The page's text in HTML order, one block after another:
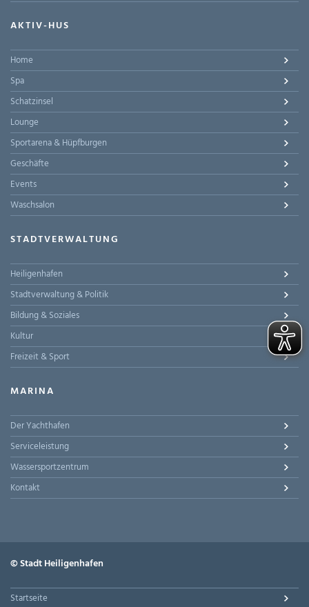
AKTIV-HUS
Home
Spa
Schatzinsel
Lounge
Sportarena & Hüpfburgen
Geschäfte
Events
Waschsalon
STADTVERWALTUNG
Heiligenhafen
Stadtverwaltung & Politik
Bildung & Soziales
Kultur
Freizeit & Sport
MARINA
Der Yachthafen
Serviceleistung
Wassersportzentrum
Kontakt
© Stadt Heiligenhafen
Startseite